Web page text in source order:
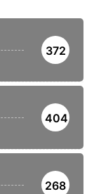
372
404
268